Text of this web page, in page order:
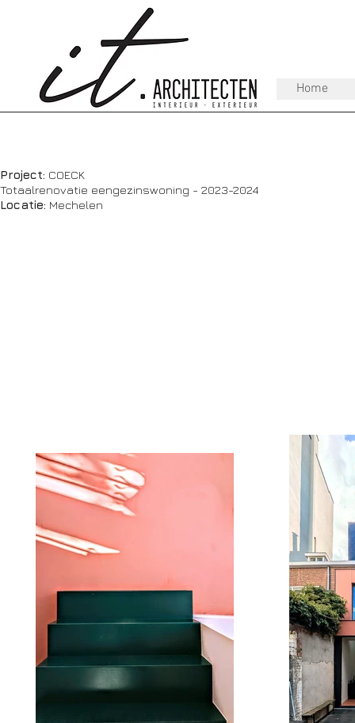
Home
Project: COECK
Totaalrenovatie eengezinswoning - 2023-2024
Locatie: Mechelen